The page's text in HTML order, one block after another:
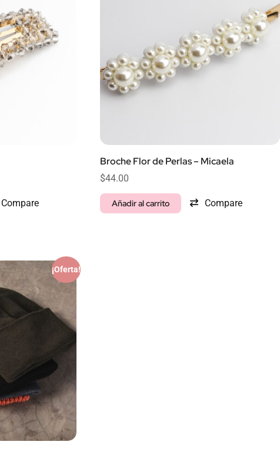
Compare
Broche Flor de Perlas – Micaela
$44.00
Añadir al carrito Compare
¡Oferta!